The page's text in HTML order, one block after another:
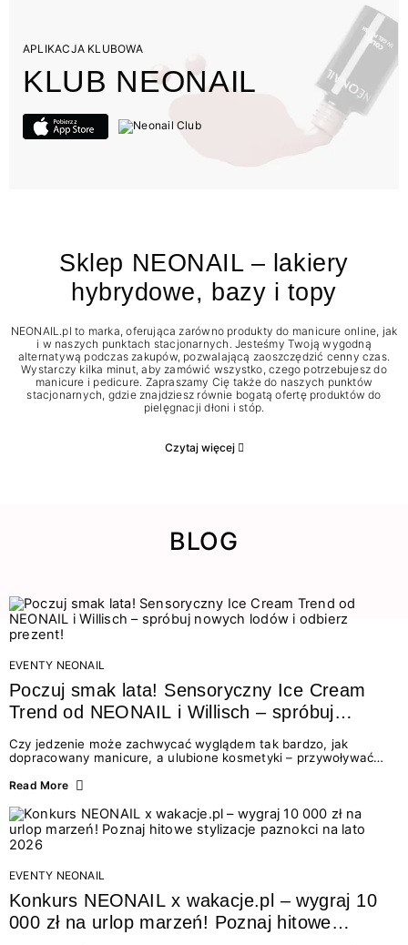
APLIKACJA KLUBOWA
KLUB NEONAIL
Sklep NEONAIL – lakiery
hybrydowe, bazy i topy
NEONAIL.pl to marka, oferująca zarówno produkty do manicure online, jak
i w naszych punktach stacjonarnych. Jesteśmy Twoją wygodną
alternatywą podczas zakupów, pozwalającą zaoszczędzić cenny czas.
Wystarczy kilka minut, aby zamówić wszystko, czego potrzebujesz do
manicure i pedicure. Zapraszamy Cię także do naszych punktów
stacjonarnych, gdzie znajdziesz równie bogatą ofertę produktów do
pielęgnacji dłoni i stóp.
Czytaj więcej
BLOG
EVENTY NEONAIL
Poczuj smak lata! Sensoryczny Ice Cream
Trend od NEONAIL i Willisch – spróbuj
nowych lodów i odbierz prezent!
Czy jedzenie może zachwycać wyglądem tak bardzo, jak
dopracowany manicure, a ulubione kosmetyki – przywoływać
świata beauty i oszałamiających deserów to coś więcej niż
zmysłami: przez soczysty kolor, aksamitną teksturę,
orzeźwiający zapach i słodki akcent na podniebieniu. Tego lata
NEONAIL łączy siły z marką Willisch, tworząc unikalny projekt
na styku jedzenia i piękna....
Read More
EVENTY NEONAIL
Konkurs NEONAIL x wakacje.pl – wygraj 10
000 zł na urlop marzeń! Poznaj hitowe